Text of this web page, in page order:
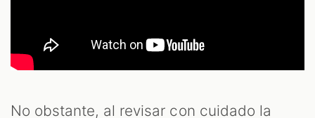
No obstante, al revisar con cuidado la